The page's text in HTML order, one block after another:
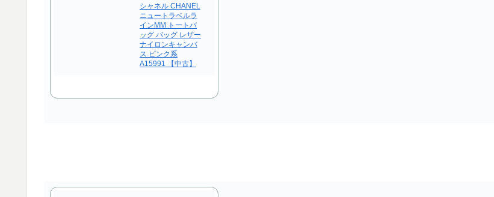
シャネル CHANEL
ニュートラベルラ
インMM トートバ
ッグ バッグ レザー
ナイロンキャンバ
ス ピンク系
A15991 【中古】